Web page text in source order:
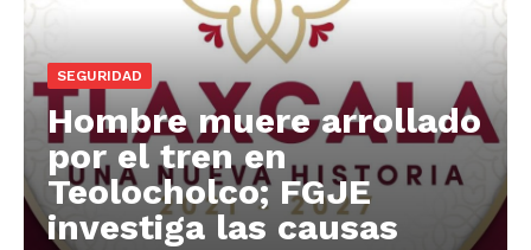
SEGURIDAD
Hombre muere arrollado
por el tren en
Teolocholco; FGJE
investiga las causas